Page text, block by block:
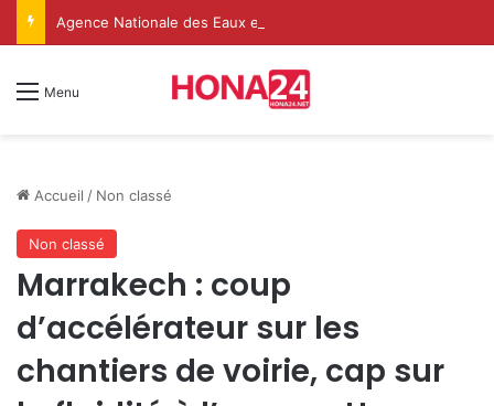
Menu
Accueil / Non classé
Non classé
Marrakech : coup
d’accélérateur sur les
chantiers de voirie, cap sur